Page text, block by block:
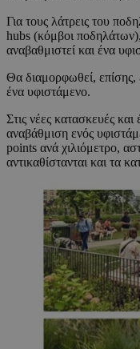
Για τους λάτρεις του
hubs (κόμβοι
αναβαθμιστεί και ένα
Θα διαμορφωθεί, επίσης,
ένα υφιστάμενο.
Στις νέες κατασκευές
αναβάθμιση ενός
points ανά χιλιόμετρο,
αντικαθίστανται και τα